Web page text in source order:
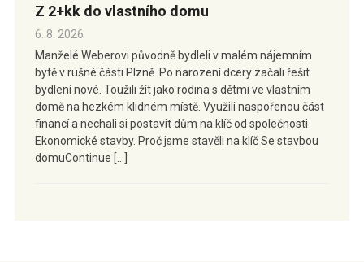
Z 2+kk do vlastního domu
6. 8. 2026
Manželé Weberovi původně bydleli v malém nájemním
bytě v rušné části Plzně. Po narození dcery začali řešit
bydlení nové. Toužili žít jako rodina s dětmi ve vlastním
domě na hezkém klidném místě. Využili naspořenou část
financí a nechali si postavit dům na klíč od společnosti
Ekonomické stavby. Proč jsme stavěli na klíč Se stavbou
domuContinue […]